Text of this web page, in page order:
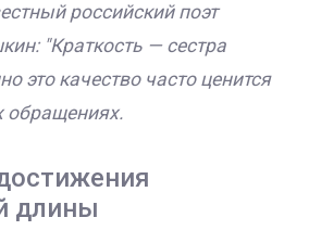
российский поэт
"Краткость — сестра
это качество часто ценится
обращениях.
длины